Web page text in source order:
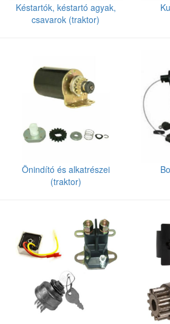
Késtartók, késtartó agyak,
csavarok (traktor)
Önindító és alkatrészei
(traktor)